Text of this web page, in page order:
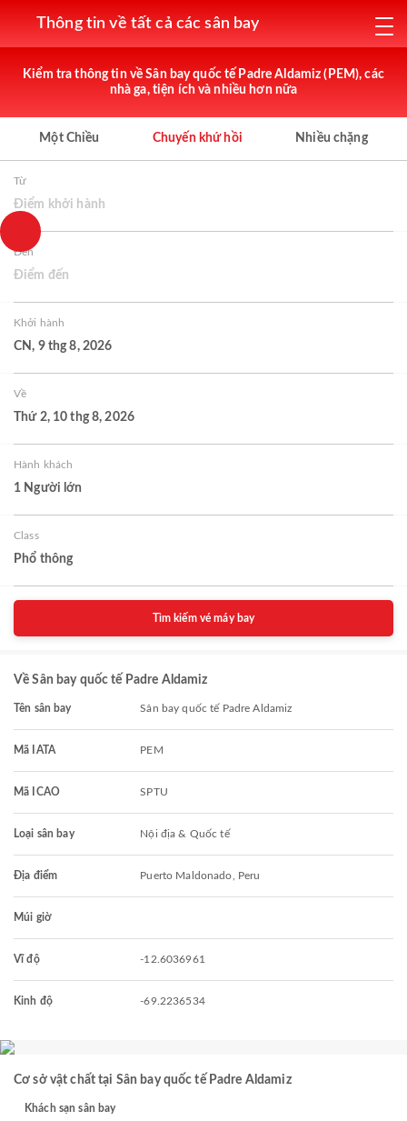
Thông tin về tất cả các sân bay
Kiểm tra thông tin về Sân bay quốc tế Padre Aldamiz (PEM), các
nhà ga, tiện ích và nhiều hơn nữa
Một Chiều Chuyến khứ hồi Nhiều chặng
Từ
Điểm khởi hành
Đến
Điểm đến
Khởi hành
CN, 9 thg 8, 2026
Về
Thứ 2, 10 thg 8, 2026
Hành khách
1 Người lớn
Class
Phổ thông
Tìm kiếm vé máy bay
Về Sân bay quốc tế Padre Aldamiz
Tên sân bay Sân bay quốc tế Padre Aldamiz
Mã IATA PEM
Mã ICAO SPTU
Loại sân bay Nội địa & Quốc tế
Địa điểm Puerto Maldonado, Peru
Múi giờ
Vĩ độ -12.6036961
Kinh độ -69.2236534
Cơ sở vật chất tại Sân bay quốc tế Padre Aldamiz
Khách sạn sân bay